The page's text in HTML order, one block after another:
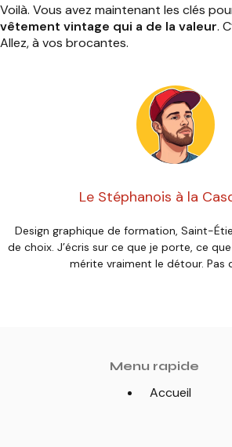
Voilà. Vous avez maintenant les clés
vêtement vintage qui a de la valeur.
Allez, à vos brocantes.
Le Stéphanois à la
Design graphique de formation, Saint-
de choix. J’écris sur ce que je porte, ce
mérite vraiment le détour. Pas
Menu rapide
Accueil